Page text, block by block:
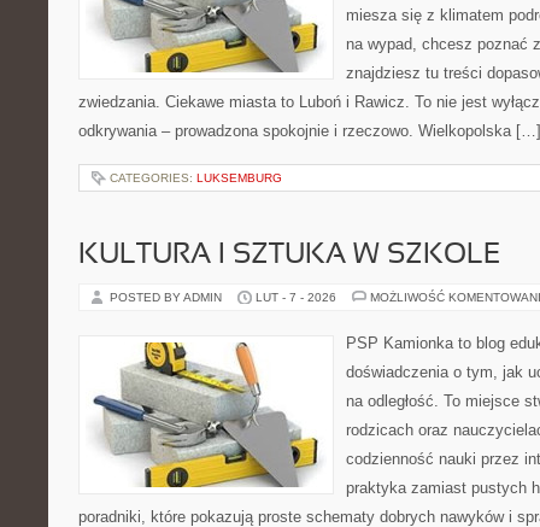
miesza się z klimatem
na wypad, chcesz poznać
znajdziesz tu treści
zwiedzania. Ciekawe miasta to Luboń i Rawicz. To nie jest
odkrywania – prowadzona spokojnie i rzeczowo. Wielkopolska […]
CATEGORIES: LUKSEMBURG
KULTURA I SZTUKA W SZKOLE
POSTED BY ADMIN LUT - 7 - 2026 MOŻLIWOŚĆ
PSP Kamionka to blog
doświadczenia o tym, jak
na odległość. To miejsce
rodzicach oraz
codzienność nauki przez
praktyka zamiast pustych
poradniki, które pokazują proste schematy dobrych nawyków i